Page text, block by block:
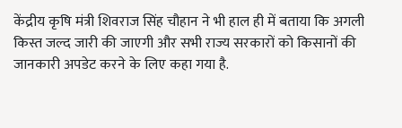
केंद्रीय कृषि मंत्री शिवराज सिंह चौहान ने भी हाल ही में बताया कि अगली
किस्त जल्द जारी की जाएगी और सभी राज्य सरकारों को किसानों की
जानकारी अपडेट करने के लिए कहा गया है.